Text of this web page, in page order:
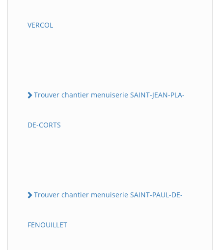
VERCOL
Trouver chantier menuiserie SAINT-JEAN-PLA-
DE-CORTS
Trouver chantier menuiserie SAINT-PAUL-DE-
FENOUILLET